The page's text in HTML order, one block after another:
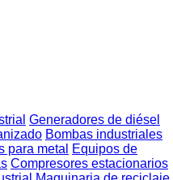
Generadores de diésel
Bombas industriales
para metal
Equipos de
Compresores estacionarios